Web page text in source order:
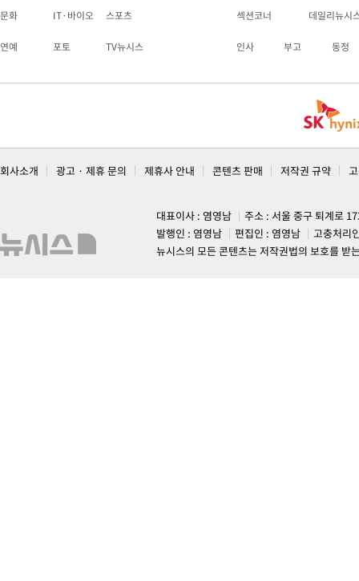
문화 IT·바이오 스포츠
연예 포토 TV뉴시스
섹션코너 데일리뉴시
인사 부고 동정
회사소개 광고 · 제휴 문의 제휴사 안내 콘텐츠 판매 저작권 규약
대표이사 : 염영남
주소 : 서울 중구 퇴계로
발행인 : 염영남
편집인 : 염영남
고충처리
뉴시스의 모든 콘텐츠는 저작권법의 보호를